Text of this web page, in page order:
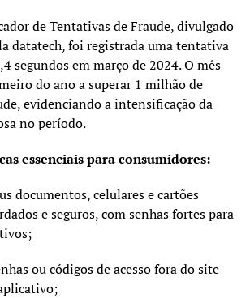
de Tentativas de Fraude, divulgado
datatech, foi registrada uma tentativa
segundos em março de 2024. O mês
do ano a superar 1 milhão de
evidenciando a intensificação da
no período.
essenciais para consumidores:
documentos, celulares e cartões
e seguros, com senhas fortes para
ou códigos de acesso fora do site